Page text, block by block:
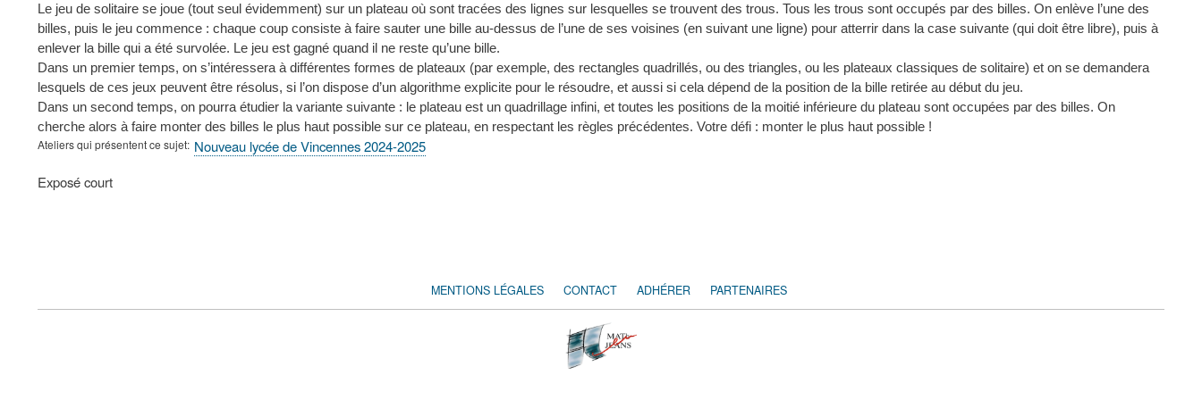
Le jeu de solitaire se joue (tout seul évidemment) sur un plateau où sont tracées des lignes sur lesquelles se trouvent des trous. Tous les trous sont occupés par des billes. On enlève l’une des
billes, puis le jeu commence : chaque coup consiste à faire sauter une bille au-dessus de l’une de ses voisines (en suivant une ligne) pour atterrir dans la case suivante (qui doit être libre), puis à
enlever la bille qui a été survolée. Le jeu est gagné quand il ne reste qu’une bille.
Dans un premier temps, on s’intéressera à différentes formes de plateaux (par exemple, des rectangles quadrillés, ou des triangles, ou les plateaux classiques de solitaire) et on se demandera
lesquels de ces jeux peuvent être résolus, si l’on dispose d’un algorithme explicite pour le résoudre, et aussi si cela dépend de la position de la bille retirée au début du jeu.
Dans un second temps, on pourra étudier la variante suivante : le plateau est un quadrillage infini, et toutes les positions de la moitié inférieure du plateau sont occupées par des billes. On
cherche alors à faire monter des billes le plus haut possible sur ce plateau, en respectant les règles précédentes. Votre défi : monter le plus haut possible !
Ateliers qui présentent ce sujet Nouveau lycée de Vincennes 2024-2025
Type
Exposé court
FOOTER
MENTIONS LÉGALES CONTACT ADHÉRER PARTENAIRES